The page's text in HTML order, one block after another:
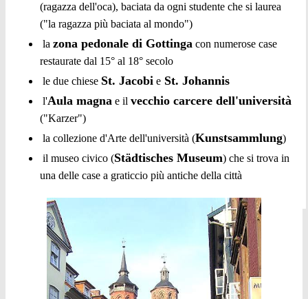
(ragazza dell'oca), baciata da ogni studente che si laurea
("la ragazza più baciata al mondo")
la zona pedonale di Gottinga con numerose case
restaurate dal 15° al 18° secolo
le due chiese St. Jacobi e St. Johannis
l'Aula magna e il vecchio carcere dell'università
("Karzer")
la collezione d'Arte dell'università (Kunstsammlung)
il museo civico (Städtisches Museum) che si trova in
una delle case a graticcio più antiche della città